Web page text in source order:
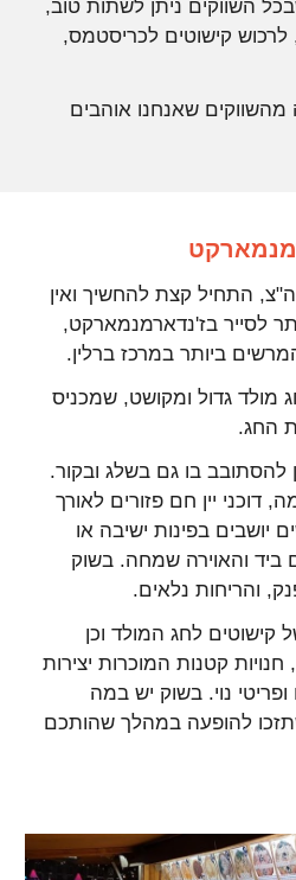
השווקים ניתן לשתות טוב,
קישוטים לכריסטמס,
שאנחנו אוהבים
התחיל קצת להחשיך ואין
לסייר בז'נדארמנמארקט,
ביותר במרכז ברלין.
מולד גדול ומקושט, שמכניס
החג.
להסתובב בו גם בשלג ובקור.
דוכני יין חם פזורים לאורך
יושבים בפינות ישיבה או
ביד והאוירה שמחה. בשוק
והריחות נלאים.
קישוטים לחג המולד וכן
קטנות המוכרות יצירות
ופריטי נוי. בשוק יש במה
להופעה במהלך שהותכם